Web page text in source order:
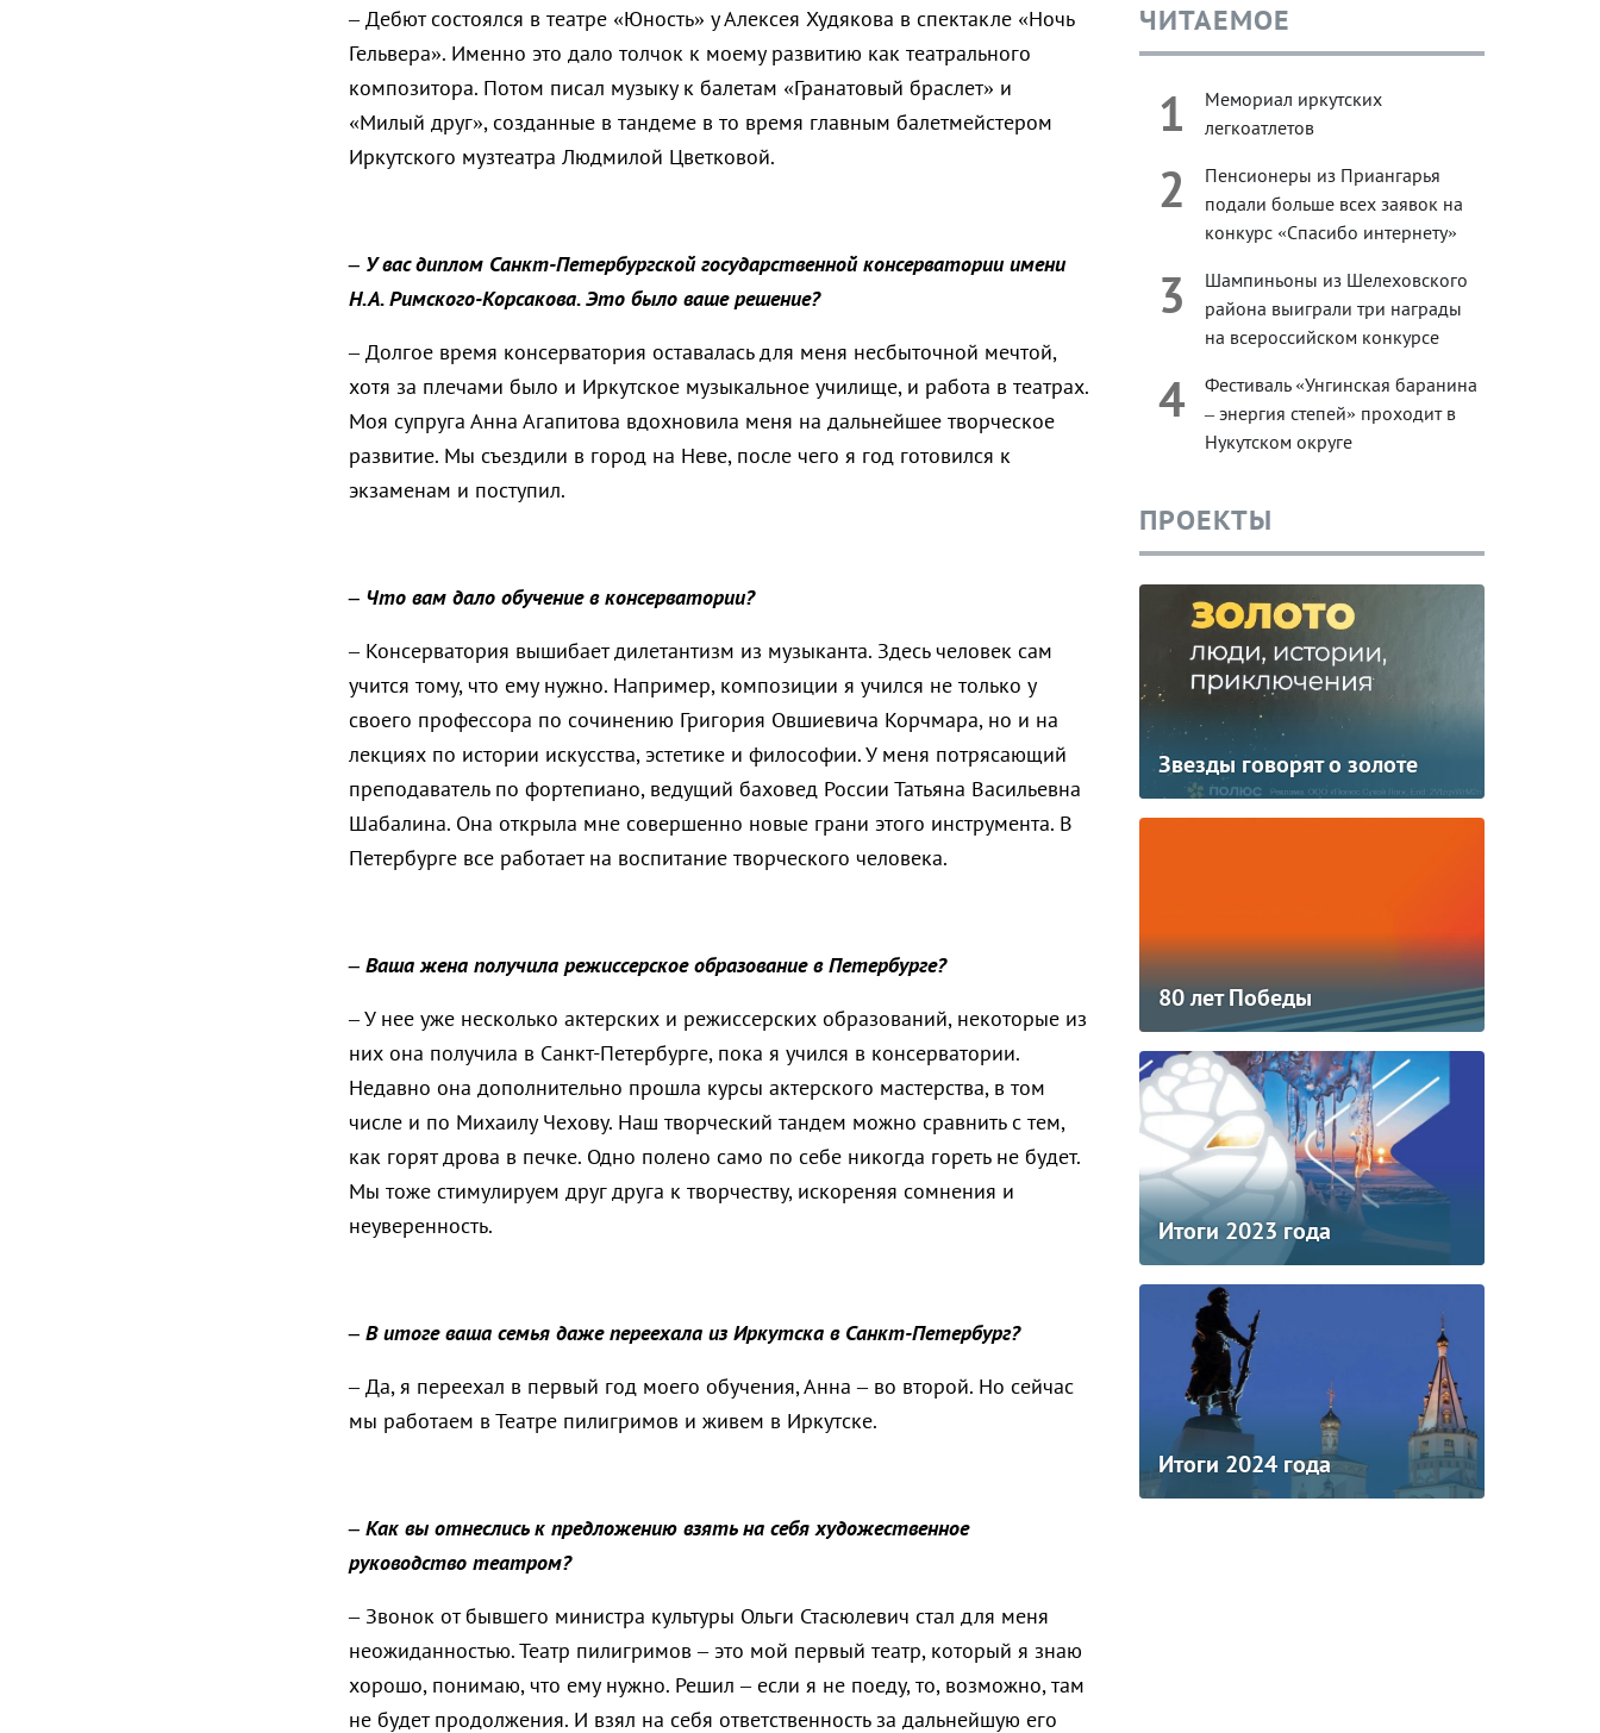
– Дебют состоялся в театре «Юность» у Алексея Худякова в спектакле «Ночь
Гельвера». Именно это дало толчок к моему развитию как театрального
композитора. Потом писал музыку к балетам «Гранатовый браслет» и
«Милый друг», созданные в тандеме в то время главным балетмейстером
Иркутского музтеатра Людмилой Цветковой.
– У вас диплом Санкт-Петербургской государственной консерватории имени
Н.А. Римского-Корсакова. Это было ваше решение?
– Долгое время консерватория оставалась для меня несбыточной мечтой,
хотя за плечами было и Иркутское музыкальное училище, и работа в театрах.
Моя супруга Анна Агапитова вдохновила меня на дальнейшее творческое
развитие. Мы съездили в город на Неве, после чего я год готовился к
экзаменам и поступил.
– Что вам дало обучение в консерватории?
– Консерватория вышибает дилетантизм из музыканта. Здесь человек сам
учится тому, что ему нужно. Например, композиции я учился не только у
своего профессора по сочинению Григория Овшиевича Корчмара, но и на
лекциях по истории искусства, эстетике и философии. У меня потрясающий
преподаватель по фортепиано, ведущий баховед России Татьяна Васильевна
Шабалина. Она открыла мне совершенно новые грани этого инструмента. В
Петербурге все работает на воспитание творческого человека.
– Ваша жена получила режиссерское образование в Петербурге?
– У нее уже несколько актерских и режиссерских образований, некоторые из
них она получила в Санкт-Петербурге, пока я учился в консерватории.
Недавно она дополнительно прошла курсы актерского мастерства, в том
числе и по Михаилу Чехову. Наш творческий тандем можно сравнить с тем,
как горят дрова в печке. Одно полено само по себе никогда гореть не будет.
Мы тоже стимулируем друг друга к творчеству, искореняя сомнения и
неуверенность.
– В итоге ваша семья даже переехала из Иркутска в Санкт-Петербург?
– Да, я переехал в первый год моего обучения, Анна – во второй. Но сейчас
мы работаем в Театре пилигримов и живем в Иркутске.
– Как вы отнеслись к предложению взять на себя художественное
руководство театром?
– Звонок от бывшего министра культуры Ольги Стасюлевич стал для меня
неожиданностью. Театр пилигримов – это мой первый театр, который я знаю
хорошо, понимаю, что ему нужно. Решил – если я не поеду, то, возможно, там
не будет продолжения. И взял на себя ответственность за дальнейшую его
ЧИТАЕМОЕ
1
Мемориал иркутских
легкоатлетов
2
Пенсионеры из Приангарья
подали больше всех заявок на
конкурс «Спасибо интернету»
3
Шампиньоны из Шелеховского
района выиграли три награды
на всероссийском конкурсе
4
Фестиваль «Унгинская баранина
– энергия степей» проходит в
Нукутском округе
ПРОЕКТЫ
Звезды говорят о золоте
80 лет Победы
Итоги 2023 года
Итоги 2024 года